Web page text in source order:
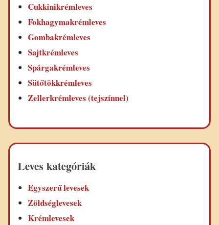
Cukkinikrémleves
Fokhagymakrémleves
Gombakrémleves
Sajtkrémleves
Spárgakrémleves
Sütőtökkrémleves
Zellerkrémleves (tejszínnel)
Leves kategóriák
Egyszerű levesek
Zöldséglevesek
Krémlevesek